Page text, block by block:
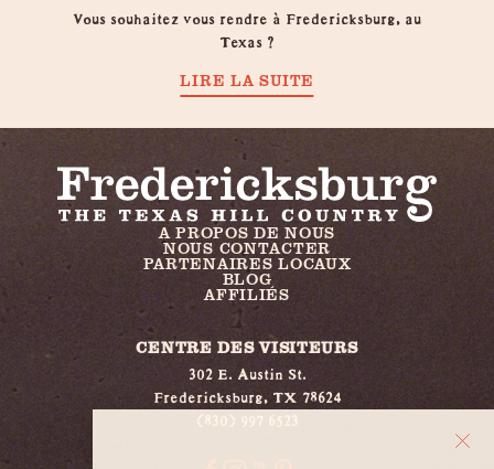
Vous souhaitez vous rendre à Fredericksburg, au
Texas ?
LIRE LA SUITE
A PROPOS DE NOUS
NOUS CONTACTER
PARTENAIRES LOCAUX
BLOG
AFFILIÉS
CENTRE DES VISITEURS
302 E. Austin St.
Fredericksburg, TX 78624
(830) 997 6523